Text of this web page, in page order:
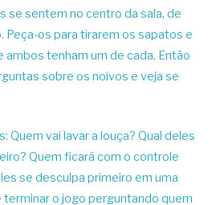
se sentem no centro da sala, de
Peça-os para tirarem os sapatos e
tenham um de cada. Então
sobre os noivos e veja se
Quem vai lavar a louça? Qual deles
Quem ficará com o controle
se desculpa primeiro em uma
terminar o jogo perguntando quem